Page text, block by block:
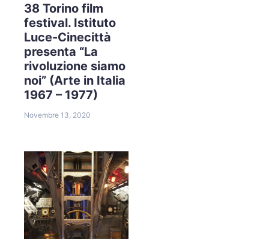
38 Torino film
festival. Istituto
Luce-Cinecittà
presenta “La
rivoluzione siamo
noi” (Arte in Italia
1967 – 1977)
Novembre 13, 2020